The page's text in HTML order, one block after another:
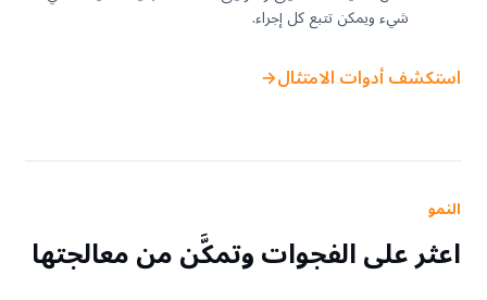
شيء ويمكن تتبع كل إجراء.
استكشف أدوات الامتثال←
النمو
اعثر على الفجوات وتمكَّن من معالجتها